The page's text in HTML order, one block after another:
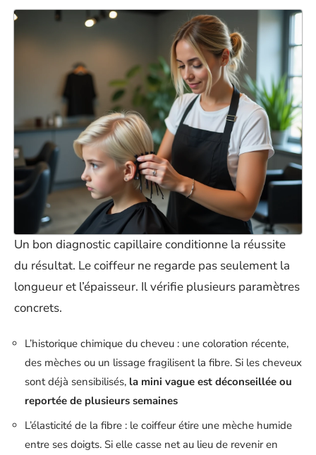
Un bon diagnostic capillaire conditionne la réussite
du résultat. Le coiffeur ne regarde pas seulement la
longueur et l’épaisseur. Il vérifie plusieurs paramètres
concrets.
L’historique chimique du cheveu : une coloration récente,
des mèches ou un lissage fragilisent la fibre. Si les cheveux
sont déjà sensibilisés, la mini vague est déconseillée ou
reportée de plusieurs semaines
L’élasticité de la fibre : le coiffeur étire une mèche humide
entre ses doigts. Si elle casse net au lieu de revenir en